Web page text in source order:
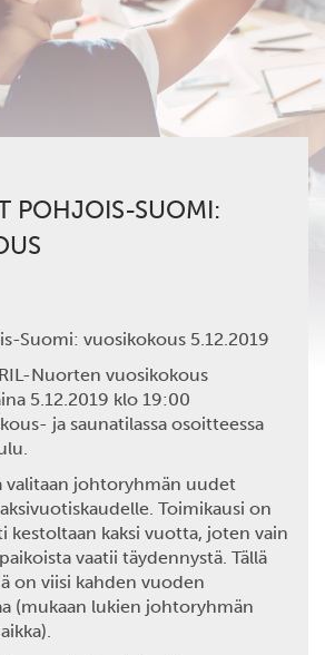
POHJOIS-SUOMI:
Suomi: vuosikokous 5.12.2019
Nuorten vuosikokous
5.12.2019 klo 19:00
ja saunatilassa osoitteessa
valitaan johtoryhmän uudet
Toimikausi on
kestoltaan kaksi vuotta, joten vain
vaatii täydennystä. Tällä
on viisi kahden vuoden
(mukaan lukien johtoryhmän